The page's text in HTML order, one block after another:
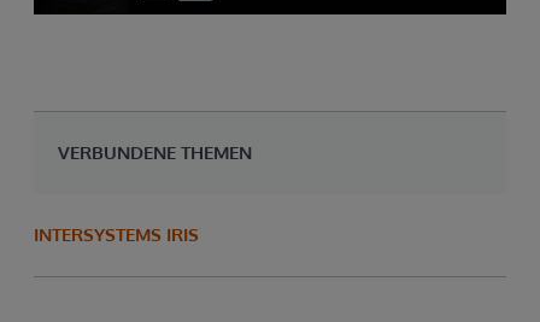
VERBUNDENE THEMEN
INTERSYSTEMS IRIS